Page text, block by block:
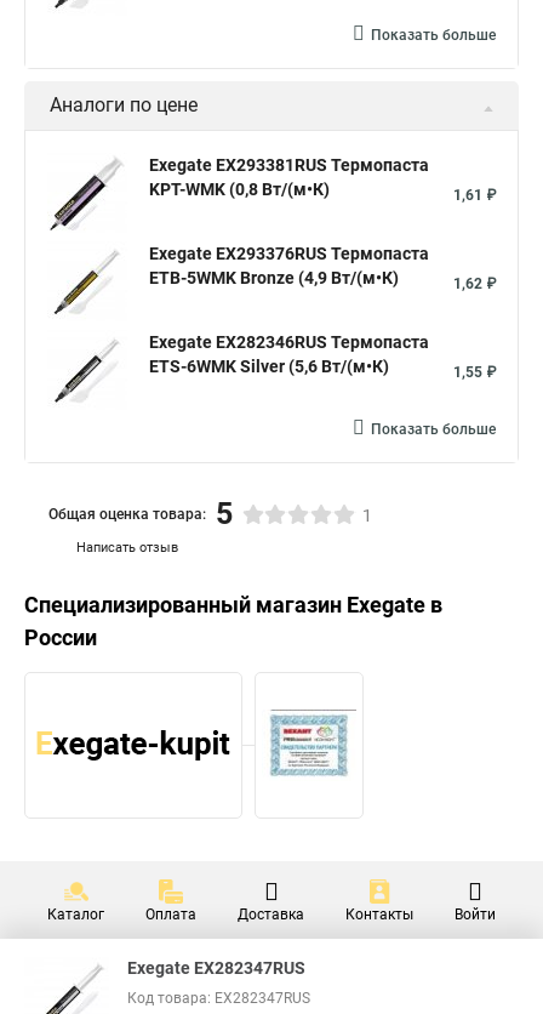
Показать больше
Аналоги по цене
Exegate EX293381RUS Термопаста
KPT-WMK (0,8 Вт/(м•К)
1,61 ₽
Exegate EX293376RUS Термопаста
ETB-5WMK Bronze (4,9 Вт/(м•К)
1,62 ₽
Exegate EX282346RUS Термопаста
ETS-6WMK Silver (5,6 Вт/(м•К)
1,55 ₽
Показать больше
Написать отзыв
Общая оценка товара: 5 1
Специализированный магазин Exegate в
России
Каталог Оплата Доставка Контакты Войти
Exegate EX282347RUS
Код товара: EX282347RUS